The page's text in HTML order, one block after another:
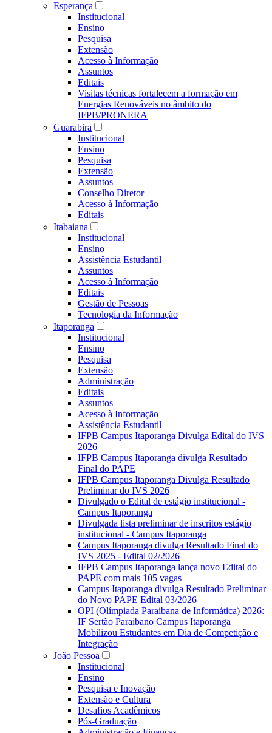
Esperança
Institucional
Ensino
Pesquisa
Extensão
Acesso à Informação
Assuntos
Editais
Visitas técnicas fortalecem a formação em
Energias Renováveis no âmbito do
IFPB/PRONERA
Guarabira
Institucional
Ensino
Pesquisa
Extensão
Assuntos
Conselho Diretor
Acesso à Informação
Editais
Itabaiana
Institucional
Ensino
Assistência Estudantil
Assuntos
Acesso à Informação
Editais
Gestão de Pessoas
Tecnologia da Informação
Itaporanga
Institucional
Ensino
Pesquisa
Extensão
Administração
Editais
Assuntos
Acesso à Informação
Assistência Estudantil
IFPB Campus Itaporanga Divulga Edital do IVS
2026
IFPB Campus Itaporanga divulga Resultado
Final do PAPE
IFPB Campus Itaporanga Divulga Resultado
Preliminar do IVS 2026
Divulgado o Edital de estágio institucional -
Campus Itaporanga
Divulgada lista preliminar de inscritos estágio
institucional - Campus Itaporanga
Campus Itaporanga divulga Resultado Final do
IVS 2025 - Edital 02/2026
IFPB Campus Itaporanga lança novo Edital do
PAPE com mais 105 vagas
Campus Itaporanga divulga Resultado Preliminar
do Novo PAPE Edital 03/2026
OPI (Olímpiada Paraibana de Informática) 2026:
IF Sertão Paraibano Campus Itaporanga
Mobilizou Estudantes em Dia de Competição e
Integração
João Pessoa
Institucional
Ensino
Pesquisa e Inovação
Extensão e Cultura
Desafios Acadêmicos
Pós-Graduação